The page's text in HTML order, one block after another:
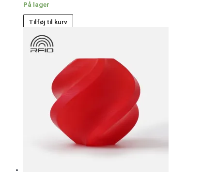
På lager
Tilføj til kurv